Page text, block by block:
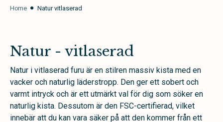
Home Natur vitlaserad
Natur - vitlaserad
Natur i vitlaserad furu är en stilren massiv kista med en
vacker och naturlig läderstropp. Den ger ett sobert och
varmt intryck och är ett utmärkt val för dig som söker en
naturlig kista. Dessutom är den FSC-certifierad, vilket
innebär att du kan vara säker på att den kommer från ett